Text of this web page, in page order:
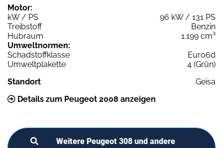
Motor:
kW / PS
96 kW / 131 PS
Treibstoff
Benzin
Hubraum
1.199 cm³
Umweltnormen:
Schadstoffklasse
Euro6d
Umweltplakette
4 (Grün)
Standort
Geisa
Details zum Peugeot 2008 anzeigen
Weitere Peugeot 308 und andere